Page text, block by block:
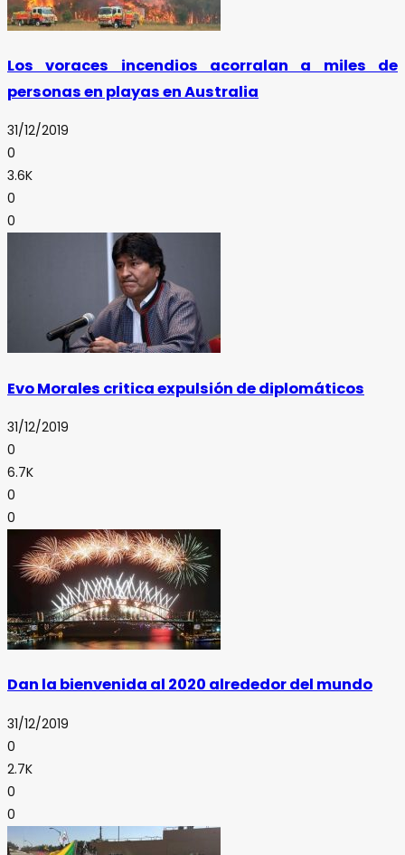
Los voraces incendios acorralan a miles de
personas en playas en Australia
31/12/2019
0
3.6K
0
0
Evo Morales critica expulsión de diplomáticos
31/12/2019
0
6.7K
0
0
Dan la bienvenida al 2020 alrededor del mundo
31/12/2019
0
2.7K
0
0